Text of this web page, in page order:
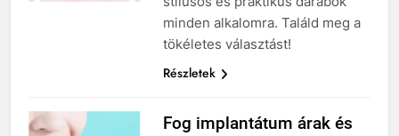
minden alkalomra. Találd meg a
tökéletes választást!
Részletek
Fog implantátum árak és